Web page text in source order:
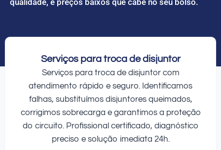
Serviços para troca de disjuntor
Serviços para troca de disjuntor com
atendimento rápido e seguro. Identificamos
falhas, substituímos disjuntores queimados,
corrigimos sobrecarga e garantimos a proteção
do circuito. Profissional certificado, diagnóstico
preciso e solução imediata 24h.